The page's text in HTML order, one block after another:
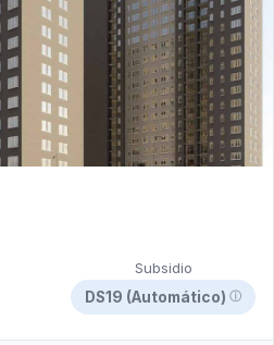
Subsidio
DS19 (Automático) ⓘ